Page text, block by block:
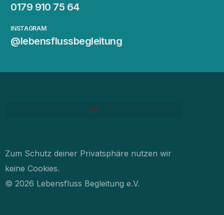
0179 910 75 64
INSTAGRAM
@lebensflussbegleitung
Zum Schutz deiner Privatsphäre nutzen wir
keine Cookies.
© 2026 Lebensfluss Begleitung e.V.